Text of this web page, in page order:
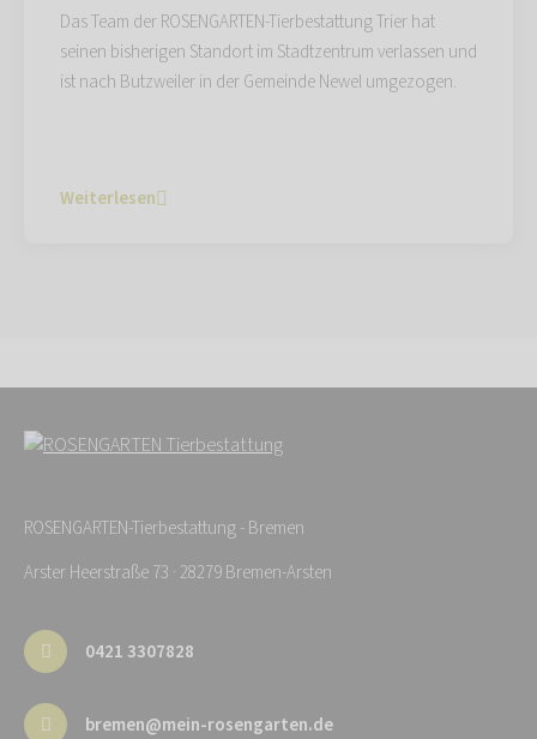
Das Team der ROSENGARTEN-Tierbestattung Trier hat
seinen bisherigen Standort im Stadtzentrum verlassen und
ist nach Butzweiler in der Gemeinde Newel umgezogen.
Weiterlesen
ROSENGARTEN-Tierbestattung - Bremen
Arster Heerstraße 73 · 28279 Bremen-Arsten
0421 3307828
bremen@mein-rosengarten.de